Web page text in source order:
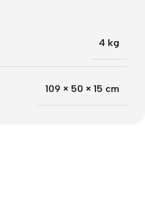
4 kg
109 × 50 × 15 cm